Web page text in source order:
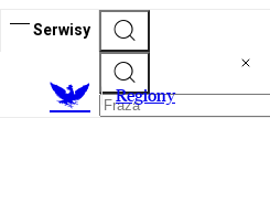
Serwisy
Regiony